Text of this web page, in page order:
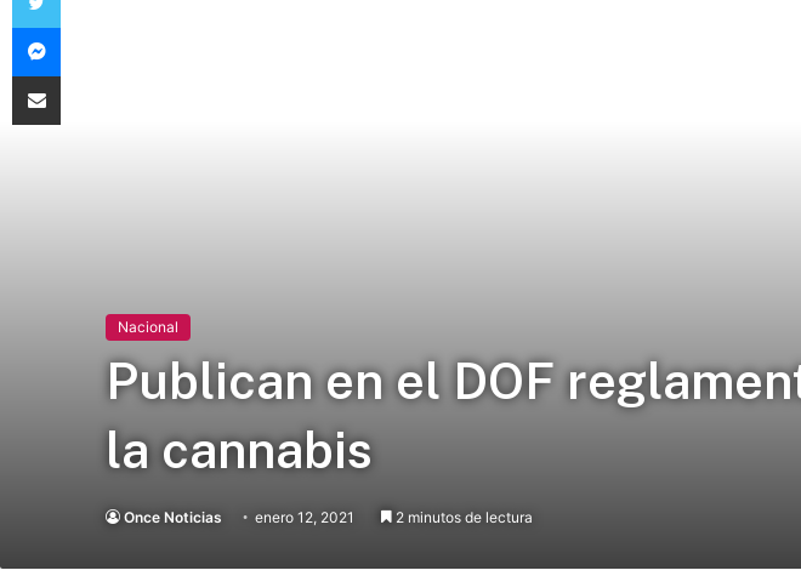
Nacional
Publican en el DOF
la cannabis
Once Noticias enero 12, 2021 2 minutos de lectura